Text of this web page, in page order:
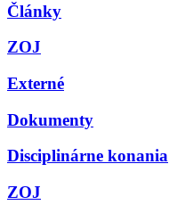
Články
ZOJ
Externé
Dokumenty
Disciplinárne konania
ZOJ